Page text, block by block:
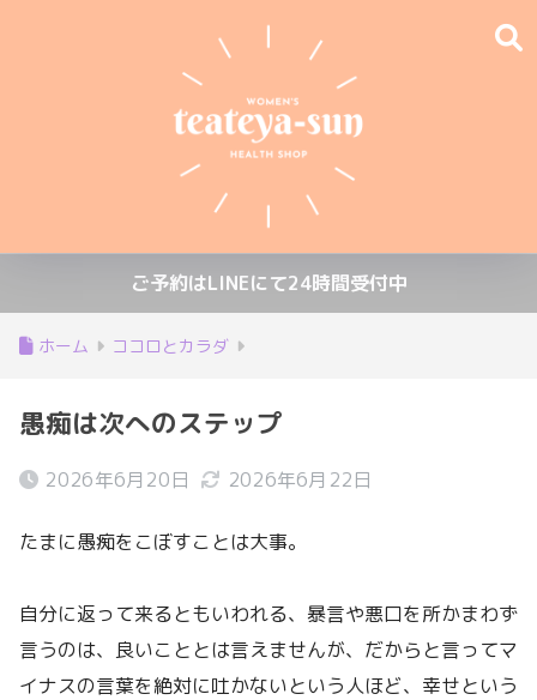
ご予約はLINEにて24時間受付中
ホーム ココロとカラダ
愚痴は次へのステップ
2026年6月20日 2026年6月22日
たまに愚痴をこぼすことは大事。
自分に返って来るともいわれる、暴言や悪口を所かまわず
言うのは、良いこととは言えませんが、だからと言ってマ
イナスの言葉を絶対に吐かないという人ほど、幸せという